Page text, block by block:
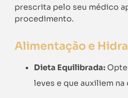
prescrita pelo seu médico
procedimento.
Alimentação e
Dieta Equilibrada:
leves e que auxiliem